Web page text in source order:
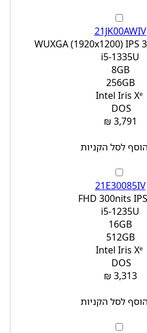
21JK00AWIV
i5-1335U
8GB
256GB
Intel Iris Xᵉ
DOS
3,791 ₪
21E30085IV
i5-1235U
16GB
512GB
Intel Iris Xᵉ
DOS
3,313 ₪